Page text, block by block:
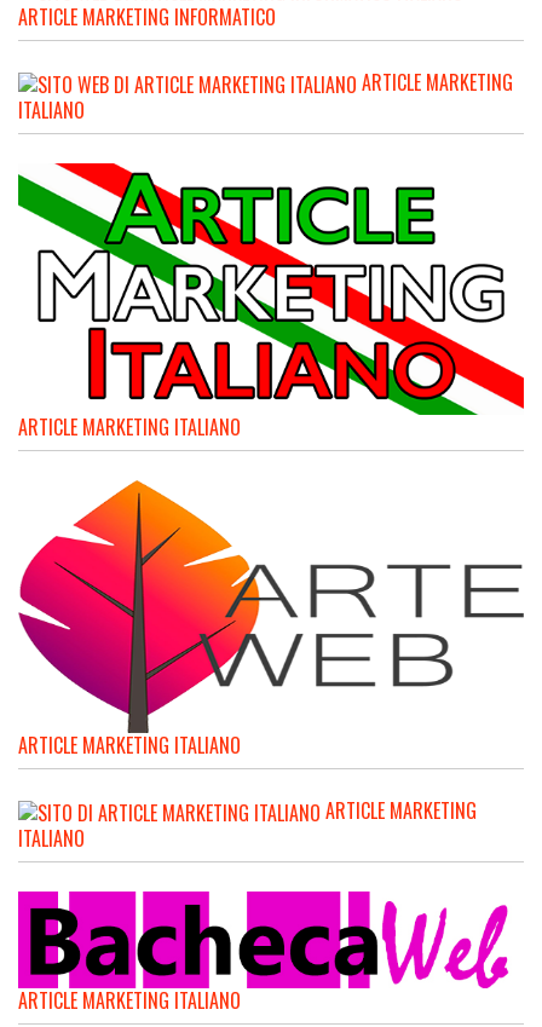
ARTICLE MARKETING INFORMATICO
ARTICLE MARKETING
ITALIANO
ARTICLE MARKETING ITALIANO
ARTICLE MARKETING ITALIANO
ARTICLE MARKETING
ITALIANO
ARTICLE MARKETING ITALIANO